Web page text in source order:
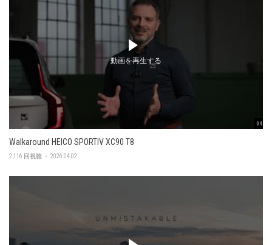
04:56
動画を再生する
Walkaround HEICO SPORTIV XC90 T8
2,116 回視聴 ・ 2026.04.02